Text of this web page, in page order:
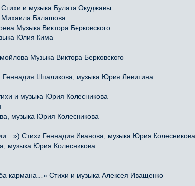
и музыка Булата Окуджавы
Балашова
Музыка Виктора Берковского
Юлия Кима
Музыка Виктора Берковского
Шпаликова, музыка Юрия Левитина
и музыка Юрия Колесникова
музыка Юрия Колесникова
Стихи Геннадия Иванова, музыка Юрия Колесникова
музыка Юрия Колесникова
кармана…» Стихи и музыка Алексея Иващенко